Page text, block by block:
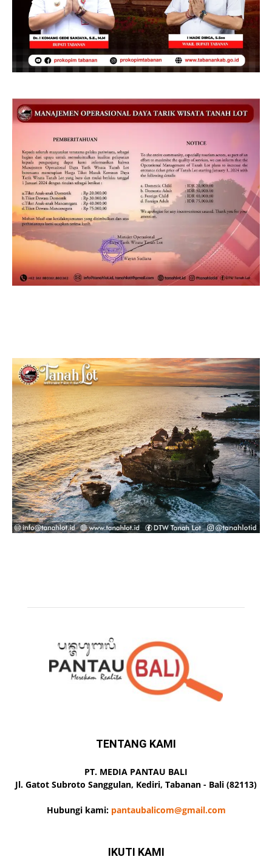
TENTANG KAMI
PT. MEDIA PANTAU BALI
Jl. Gatot Subroto Sanggulan, Kediri, Tabanan - Bali (82113)
Hubungi kami: pantaubalicom@gmail.com
IKUTI KAMI